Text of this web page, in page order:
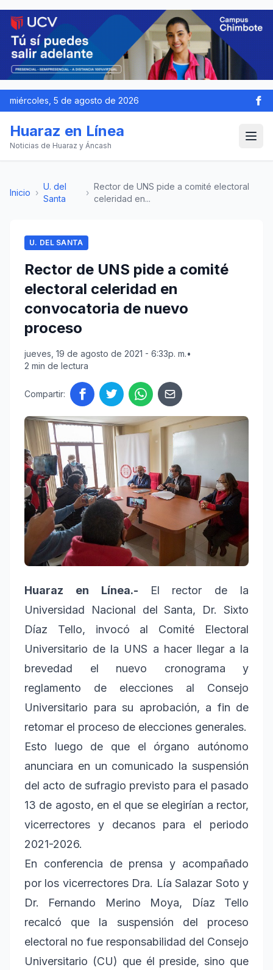
miércoles, 5 de agosto de 2026
Huaraz en Línea
Noticias de Huaraz y Áncash
Inicio ›
U. del
Santa
›
Rector de UNS pide a comité electoral
celeridad en...
U. DEL SANTA
Rector de UNS pide a comité
electoral celeridad en
convocatoria de nuevo
proceso
jueves, 19 de agosto de 2021 - 6:33p. m.•
2 min de lectura
Compartir:
Huaraz en Línea.-
El rector de la
Universidad Nacional del Santa, Dr. Sixto
Díaz Tello, invocó al Comité Electoral
Universitario de la UNS a hacer llegar a la
brevedad el nuevo cronograma y
reglamento de elecciones al Consejo
Universitario para su aprobación, a fin de
retomar el proceso de elecciones generales.
Esto luego de que el órgano autónomo
anunciara en un comunicado la suspensión
del acto de sufragio previsto para el pasado
13 de agosto, en el que se elegirían a rector,
vicerrectores y decanos para el periodo
2021-2026.
En conferencia de prensa y acompañado
por los vicerrectores Dra. Lía Salazar Soto y
Dr. Fernando Merino Moya, Díaz Tello
recalcó que la suspensión del proceso
electoral no fue responsabilidad del Consejo
Universitario (CU) que él preside, sino que